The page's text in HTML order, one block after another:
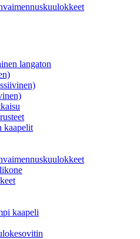
langaton
kaapelit
kaapeli